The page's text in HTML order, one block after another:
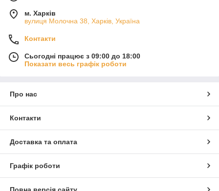
м. Харків
вулиця Молочна 38, Харків, Україна
Контакти
Сьогодні працює з 09:00 до 18:00
Показати весь графік роботи
Про нас
Контакти
Доставка та оплата
Графік роботи
Повна версія сайту